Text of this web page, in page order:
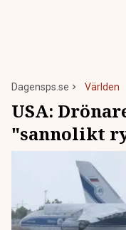
Dagensps.se Världen
USA:
"sannolikt